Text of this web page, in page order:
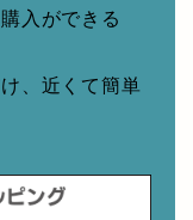
入ができる
、近くて簡単